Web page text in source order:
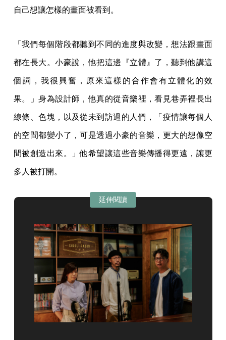
自己想讓怎樣的畫面被看到。
「我們每個階段都聽到不同的進度與改變，想法跟畫面
都在長大。小豪說，他把這邊『立體』了，聽到他講這
個詞，我很興奮，原來這樣的合作會有立體化的效
果。」身為設計師，他真的從音樂裡，看見巷弄裡長出
線條、色塊，以及從未到訪過的人們，「疫情讓每個人
的空間都變小了，可是透過小豪的音樂，更大的想像空
間被創造出來。」他希望讓這些音樂傳播得更遠，讓更
多人被打開。
延伸閱讀